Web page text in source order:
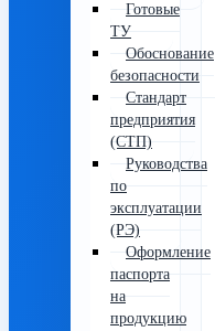
Готовые
ТУ
Обоснование
безопасности
Стандарт
предприятия
(СТП)
Руководства
по
эксплуатации
(РЭ)
Оформление
паспорта
на
продукцию